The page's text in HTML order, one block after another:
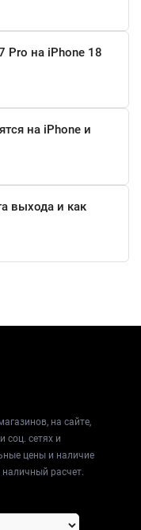
Pro на iPhone 18
на iPhone и
выхода и как
на сайте,
соц. сетях и
цены и наличие
расчет.